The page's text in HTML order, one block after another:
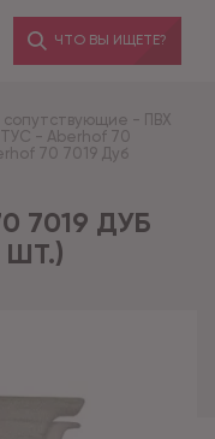
ЧТО ВЫ ИЩЕТЕ?
сопутствующие - ПВХ
- Aberhof 70
70 7019 Дуб
7019 ДУБ